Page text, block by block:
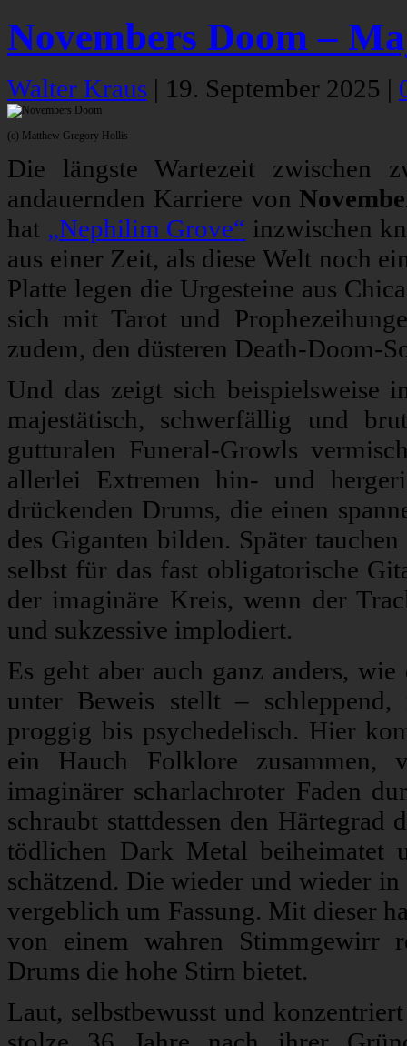
Novembers Doom –
Walter Kraus | 19. September 2025 |
(c) Matthew Gregory Hollis
Die längste Wartezeit zwischen
andauernden Karriere von
hat „Nephilim Grove“ inzwischen
aus einer Zeit, als diese Welt noch
Platte legen die Urgesteine aus
sich mit Tarot und
zudem, den düsteren Death-Doom-
Und das zeigt sich beispielsweise
majestätisch, schwerfällig und
gutturalen Funeral-Growls
allerlei Extremen hin- und
drückenden Drums, die einen
des Giganten bilden. Später
selbst für das fast obligatorische
der imaginäre Kreis, wenn der
und sukzessive implodiert.
Es geht aber auch ganz anders,
unter Beweis stellt –
proggig bis psychedelisch. Hier
ein Hauch Folklore zusammen,
imaginärer scharlachroter Faden
schraubt stattdessen den
tödlichen Dark Metal beiheimatet
schätzend. Die wieder und wieder
vergeblich um Fassung. Mit dieser
von einem wahren Stimmgewirr
Drums die hohe Stirn bietet.
Laut, selbstbewusst und